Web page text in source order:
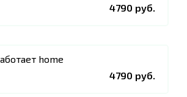
4790 руб.
home
4790 руб.